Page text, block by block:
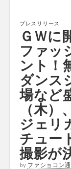
プレスリリース
ＧＷに
ファッ
ント！
ダンス
場など
（木
ジェリ
チュー
撮影が
by ファショコン